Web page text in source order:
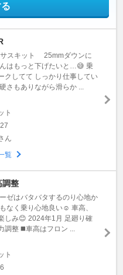
サスキット 25mmダウンに
はもっと下げたいと…😅 乗
クしてて しっかり仕事してい
さもありながら滑らか ...
ト
ん
覧
整
ゼはバタバタするのり心地か
なく乗り心地良い☺️ 車高、
しみ😊 2024年1月 足廻り確
調整 ◼️車高はフロン ...
ト